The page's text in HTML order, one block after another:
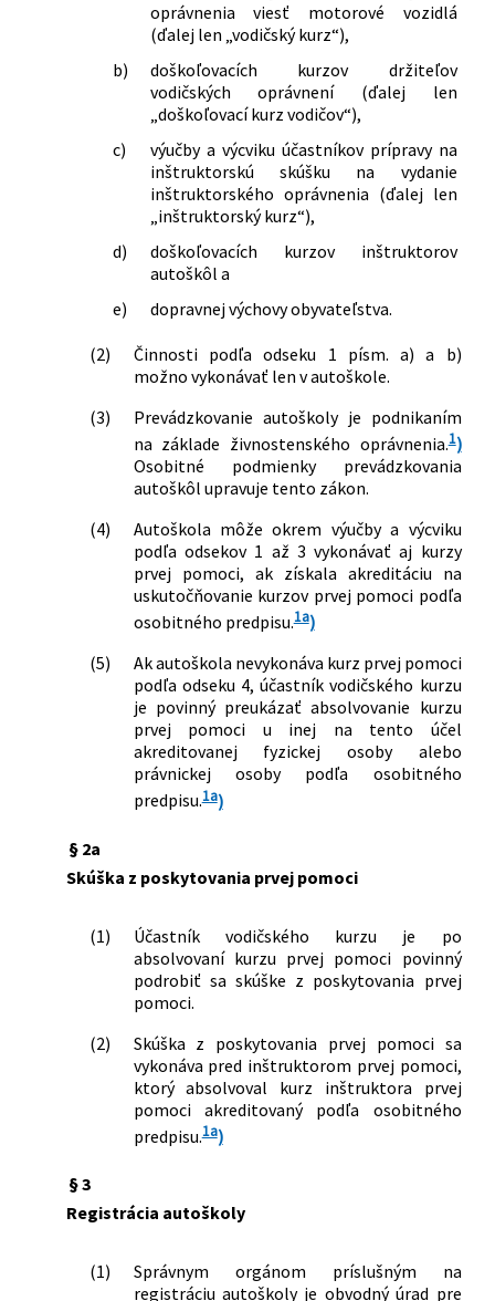
neskorších predpisov
zdravotníckych pracovníkoch,
stavovských organizáciách v
zdravotníctve a o zmene a doplnení
niektorých zákonov v znení neskorších
predpisov a o zmene a doplnení
niektorých zákonov
144/2010 Z. z.
Zákon, ktorým sa mení a dopĺňa zákon
č. 8/2009 Z. z. o cestnej premávke a o
zmene a doplnení niektorých zákonov
v znení neskorších predpisov a o zmene
a doplnení niektorých zákonov
systémoch v cestnej doprave a o zmene
345/2012 Z. z.
Zákon o niektorých opatreniach v
miestnej štátnej správe a o zmene a
doplnení niektorých zákonov
180/2013 Z. z.
Zákon o organizácii miestnej štátnej
správy a o zmene a doplnení niektorých
zákonov
systéme v cestnej doprave a o zmene a
doplnení niektorých zákonov
177/2018 Z. z.
Zákon o niektorých opatreniach na
znižovanie administratívnej záťaže
využívaním informačných systémov
verejnej správy a o zmene a doplnení
niektorých zákonov (zákon proti
byrokracii)
386/2019 Z. z.
Zákon, ktorým sa mení a dopĺňa zákon
č. 93/2005 Z. z. o autoškolách a o zmene
a doplnení niektorých zákonov v znení
neskorších predpisov a ktorým sa
90/2020 Z. z.
zákony v pôsobnosti Ministerstva
republiky v súvislosti s ochorením
COVID-19
132/2021 Z. z.
Zákon, ktorým sa menia a dopĺňajú
niektoré zákony v pôsobnosti
Slovenskej republiky v súvislosti s
ochorením COVID-19 v cestnej doprave
106/2022 Z. z.
Zákon, ktorým sa mení a dopĺňa zákon
č. 93/2005 Z. z. o autoškolách a o zmene
a doplnení niektorých zákonov v znení
150/2025 Z. z.
zvýšenie odolnosti Slovenskej
bezpečnosti, o brannej povinnosti a o
zmene a doplnení niektorých zákonov
oprávnenia viesť motorové vozidlá
(ďalej len „vodičský kurz“),
b)
doškoľovacích kurzov držiteľov
vodičských oprávnení (ďalej len
„doškoľovací kurz vodičov“),
c)
výučby a výcviku účastníkov prípravy na
inštruktorskú skúšku na vydanie
inštruktorského oprávnenia (ďalej len
„inštruktorský kurz“),
d)
doškoľovacích kurzov inštruktorov
autoškôl a
e)
dopravnej výchovy obyvateľstva.
(2)
Činnosti podľa odseku 1 písm. a) a b)
možno vykonávať len v autoškole.
(3)
Prevádzkovanie autoškoly je podnikaním
na základe živnostenského oprávnenia.1)
Osobitné podmienky prevádzkovania
autoškôl upravuje tento zákon.
(4)
Autoškola môže okrem výučby a výcviku
podľa odsekov 1 až 3 vykonávať aj kurzy
prvej pomoci, ak získala akreditáciu na
uskutočňovanie kurzov prvej pomoci podľa
osobitného predpisu.1a)
(5)
Ak autoškola nevykonáva kurz prvej pomoci
podľa odseku 4, účastník vodičského kurzu
je povinný preukázať absolvovanie kurzu
prvej pomoci u inej na tento účel
akreditovanej fyzickej osoby alebo
právnickej osoby podľa osobitného
predpisu.1a)
§ 2a
Skúška z poskytovania prvej pomoci
(1)
Účastník vodičského kurzu je po
absolvovaní kurzu prvej pomoci povinný
podrobiť sa skúške z poskytovania prvej
pomoci.
(2)
Skúška z poskytovania prvej pomoci sa
vykonáva pred inštruktorom prvej pomoci,
ktorý absolvoval kurz inštruktora prvej
pomoci akreditovaný podľa osobitného
predpisu.1a)
§ 3
Registrácia autoškoly
(1)
Správnym orgánom príslušným na
registráciu autoškoly je obvodný úrad pre